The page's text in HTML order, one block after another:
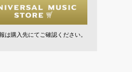
は購入先にてご確認ください。